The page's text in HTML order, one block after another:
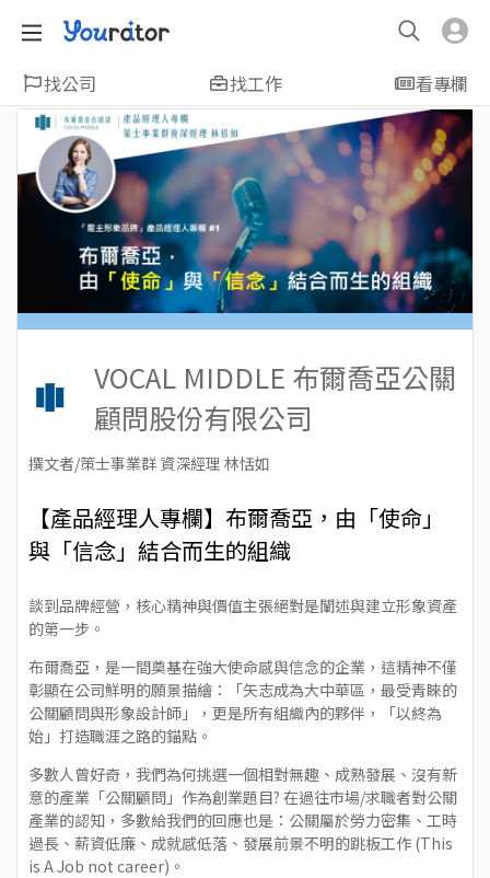
找公司 找工作 看專欄
VOCAL MIDDLE 布爾喬亞公關
顧問股份有限公司
撰文者/策士事業群 資深經理 林恬如
【產品經理人專欄】布爾喬亞，由「使命」
與「信念」結合而生的組織
談到品牌經營，核心精神與價值主張絕對是闡述與建立形象資產
的第一步。
布爾喬亞，是一間奠基在強大使命感與信念的企業，這精神不僅
彰顯在公司鮮明的願景描繪：「矢志成為大中華區，最受青睞的
公關顧問與形象設計師」，更是所有組織內的夥伴，「以終為
始」打造職涯之路的錨點。
多數人曾好奇，我們為何挑選一個相對無趣、成熟發展、沒有新
意的產業「公關顧問」作為創業題目? 在過往市場/求職者對公關
產業的認知，多數給我們的回應也是：公關屬於勞力密集、工時
過長、薪資低廉、成就感低落、發展前景不明的跳板工作 (This
is A Job not career)。